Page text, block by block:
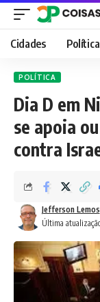
Cidades Política
POLÍTICA
Dia D em
se apoia
contra
Última
Jefferson Lemos